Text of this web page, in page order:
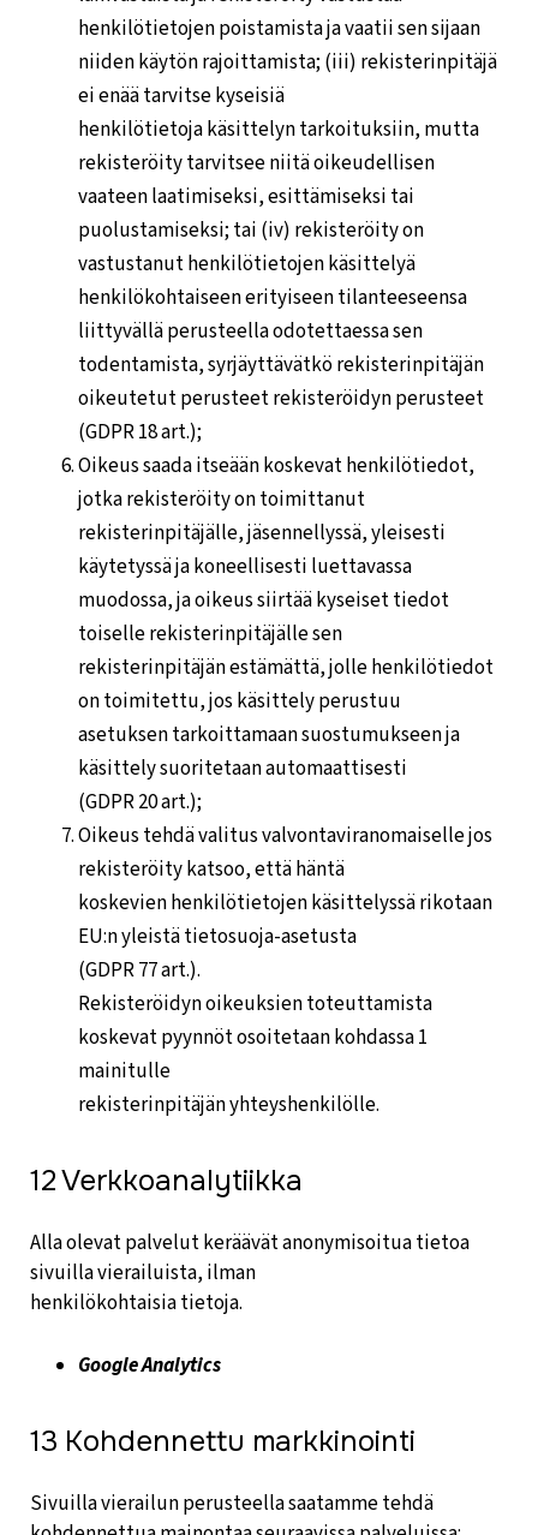
henkilötietojen poistamista ja vaatii sen sijaan
niiden käytön rajoittamista; (iii) rekisterinpitäjä
ei enää tarvitse kyseisiä
henkilötietoja käsittelyn tarkoituksiin, mutta
rekisteröity tarvitsee niitä oikeudellisen
vaateen laatimiseksi, esittämiseksi tai
puolustamiseksi; tai (iv) rekisteröity on
vastustanut henkilötietojen käsittelyä
henkilökohtaiseen erityiseen tilanteeseensa
liittyvällä perusteella odotettaessa sen
todentamista, syrjäyttävätkö rekisterinpitäjän
oikeutetut perusteet rekisteröidyn perusteet
(GDPR 18 art.);
Oikeus saada itseään koskevat henkilötiedot,
jotka rekisteröity on toimittanut
rekisterinpitäjälle, jäsennellyssä, yleisesti
käytetyssä ja koneellisesti luettavassa
muodossa, ja oikeus siirtää kyseiset tiedot
toiselle rekisterinpitäjälle sen
rekisterinpitäjän estämättä, jolle henkilötiedot
on toimitettu, jos käsittely perustuu
asetuksen tarkoittamaan suostumukseen ja
käsittely suoritetaan automaattisesti
(GDPR 20 art.);
Oikeus tehdä valitus valvontaviranomaiselle jos
rekisteröity katsoo, että häntä
koskevien henkilötietojen käsittelyssä rikotaan
EU:n yleistä tietosuoja-asetusta
(GDPR 77 art.).
Rekisteröidyn oikeuksien toteuttamista
koskevat pyynnöt osoitetaan kohdassa 1
mainitulle
rekisterinpitäjän yhteyshenkilölle.
12 Verkkoanalytiikka
Alla olevat palvelut keräävät anonymisoitua tietoa
sivuilla vierailuista, ilman
henkilökohtaisia tietoja.
Google Analytics
13 Kohdennettu markkinointi
Sivuilla vierailun perusteella saatamme tehdä